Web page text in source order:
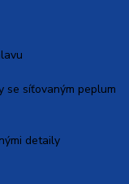
se síťovaným peplum
detaily